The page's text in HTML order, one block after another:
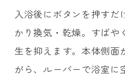
入浴後にボタンを押すだ
かり換気・乾燥。すばや
生を抑えます。本体側面
がら、ルーバーで浴室に